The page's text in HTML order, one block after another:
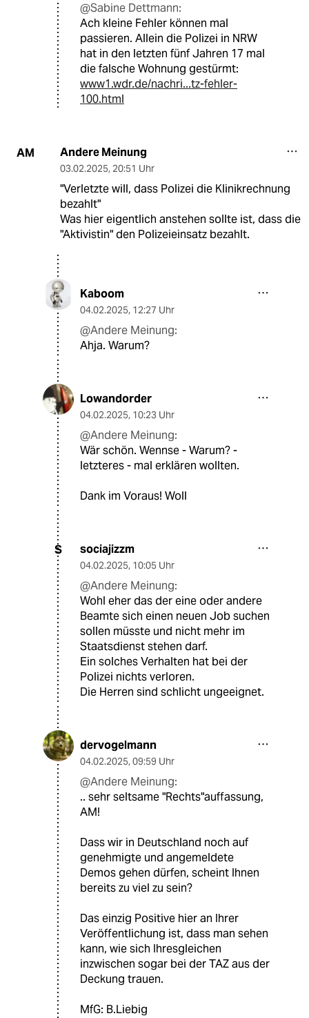
@Sabine Dettmann:
Ach kleine Fehler können mal
passieren. Allein die Polizei in NRW
hat in den letzten fünf Jahren 17 mal
die falsche Wohnung gestürmt:
www1.wdr.de/nachri...tz-fehler-
100.html
AM Andere Meinung
03.02.2025, 20:51 Uhr
"Verletzte will, dass Polizei die Klinikrechnung
bezahlt"
Was hier eigentlich anstehen sollte ist, dass die
"Aktivistin" den Polizeieinsatz bezahlt.
Kaboom
04.02.2025, 12:27 Uhr
@Andere Meinung:
Ahja. Warum?
Lowandorder
04.02.2025, 10:23 Uhr
@Andere Meinung:
Wär schön. Wennse - Warum? -
letzteres - mal erklären wollten.
Dank im Voraus! Woll
S sociajizzm
04.02.2025, 10:05 Uhr
@Andere Meinung:
Wohl eher das der eine oder andere
Beamte sich einen neuen Job suchen
sollen müsste und nicht mehr im
Staatsdienst stehen darf.
Ein solches Verhalten hat bei der
Polizei nichts verloren.
Die Herren sind schlicht ungeeignet.
dervogelmann
04.02.2025, 09:59 Uhr
@Andere Meinung:
.. sehr seltsame "Rechts"auffassung,
AM!
Dass wir in Deutschland noch auf
genehmigte und angemeldete
Demos gehen dürfen, scheint Ihnen
bereits zu viel zu sein?
Das einzig Positive hier an Ihrer
Veröffentlichung ist, dass man sehen
kann, wie sich Ihresgleichen
inzwischen sogar bei der TAZ aus der
Deckung trauen.
MfG: B.Liebig